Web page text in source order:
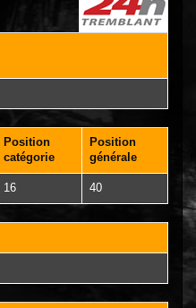
Position
catégorie
Position
générale
16 40